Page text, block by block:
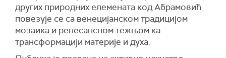
других природних елемената код Абрамовић
повезује се са венецијанском традицијом
мозаика и ренесансном тежњом ка
трансформацији материје и духа.